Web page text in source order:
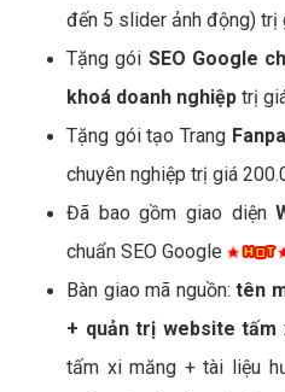
đến 5 slider ảnh động) trị
Tặng gói SEO Google
khoá doanh nghiệp trị
Tặng gói tạo Trang
chuyên nghiệp trị giá
Đã bao gồm giao diện
chuẩn SEO Google
Bàn giao mã nguồn: tên
+ quản trị website tấm
tấm xi măng + tài liệu